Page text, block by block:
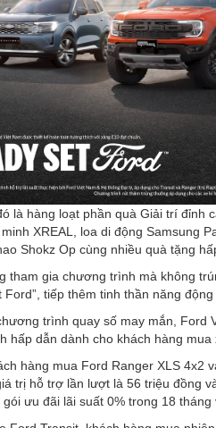
là hàng loạt phần quà Giải trí đỉnh
XREAL, loa di động Samsung
Shokz Op cùng nhiều quà tặng
tham gia chương trình mà không
Ford”, tiếp thêm tinh thần năng
trình quay số may mắn, Ford
hấp dẫn dành cho khách hàng mua
hàng mua Ford Ranger XLS 4x2
trị hỗ trợ lần lượt là 56 triệu đồng
ưu đãi lãi suất 0% trong 18